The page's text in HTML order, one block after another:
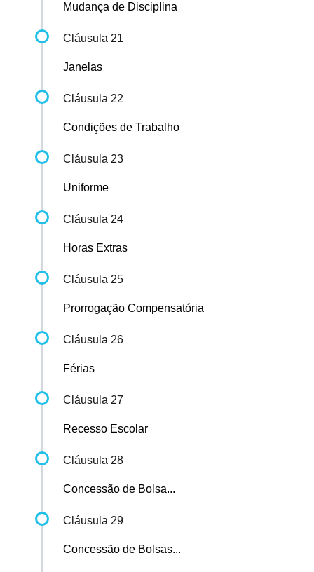
Mudança de Disciplina
Cláusula 21
Janelas
Cláusula 22
Condições de Trabalho
Cláusula 23
Uniforme
Cláusula 24
Horas Extras
Cláusula 25
Prorrogação Compensatória
Cláusula 26
Férias
Cláusula 27
Recesso Escolar
Cláusula 28
Concessão de Bolsa...
Cláusula 29
Concessão de Bolsas...